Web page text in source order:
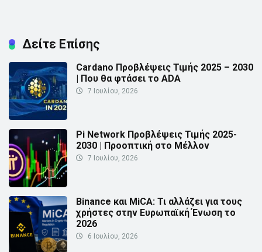
Δείτε Επίσης
Cardano Προβλέψεις Τιμής 2025 – 2030
| Που θα φτάσει το ADA
7 Ιουλίου, 2026
Pi Network Προβλέψεις Τιμής 2025-
2030 | Προοπτική στο Μέλλον
7 Ιουλίου, 2026
Binance και MiCA: Τι αλλάζει για τους
χρήστες στην Ευρωπαϊκή Ένωση το
2026
6 Ιουλίου, 2026